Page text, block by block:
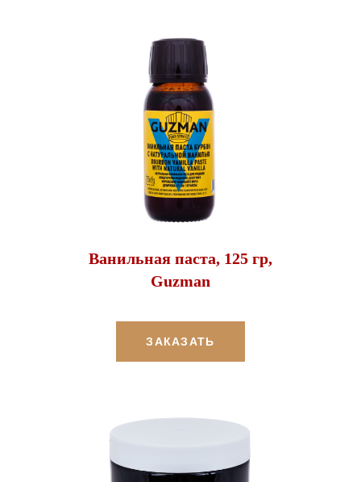
Ванильная паста, 125 гр,
Guzman
ЗАКАЗАТЬ